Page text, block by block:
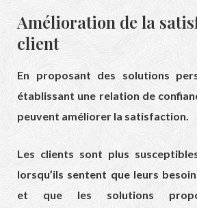
Amélioration de la
client
En proposant des solutions
établissant une relation de
peuvent améliorer la satisfaction.
Les clients sont plus
lorsqu’ils sentent que leurs
et que les solutions